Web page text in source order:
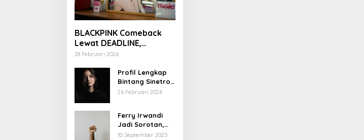
BLACKPINK Comeback
Lewat DEADLINE,
YouTube Tembus 100
28 Februari 2026
Profil Lengkap
Bintang Sinetron
Mencintai Ipar
26 Februari 2026
Ferry Irwandi
Jadi Sorotan,
Begini Latar
10 September 2025